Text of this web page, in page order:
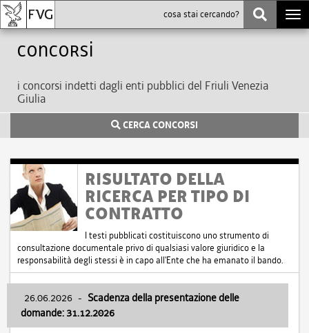
Concorsi
i concorsi indetti dagli enti pubblici del Friuli Venezia
Giulia
CERCA CONCORSI
RISULTATO DELLA
RICERCA PER TIPO DI
CONTRATTO
I testi pubblicati costituiscono uno strumento di
consultazione documentale privo di qualsiasi valore giuridico e la
responsabilità degli stessi è in capo all'Ente che ha emanato il bando.
26.06.2026 - Scadenza della presentazione delle
domande: 31.12.2026